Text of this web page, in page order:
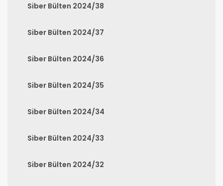
Siber Bülten 2024/38
Siber Bülten 2024/37
Siber Bülten 2024/36
Siber Bülten 2024/35
Siber Bülten 2024/34
Siber Bülten 2024/33
Siber Bülten 2024/32